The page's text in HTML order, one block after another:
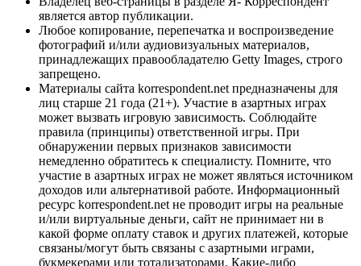
является автор публикации.
Любое копирование, перепечатка и воспроизведение
фотографий и/или аудиовизуальных материалов,
принадлежащих правообладателю Getty Images, строго
запрещено.
Материалы сайта korrespondent.net предназначены для
лиц старше 21 года (21+). Участие в азартных играх
может вызвать игровую зависимость. Соблюдайте
правила (принципы) ответственной игры. При
обнаружении первых признаков зависимости
немедленно обратитесь к специалисту. Помните, что
участие в азартных играх не может являться источником
доходов или альтернативой работе. Информационный
ресурс korrespondent.net не проводит игры на реальные
и/или виртуальные деньги, сайт не принимает ни в
какой форме оплату ставок и других платежей, которые
связаны/могут быть связаны с азартными играми,
букмекерами или тотализаторами. Какие-либо